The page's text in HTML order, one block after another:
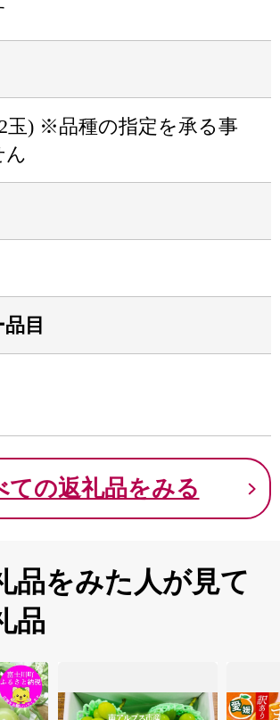
玉) ※品種の指定を承る事
ん
目
ての返礼品をみる
品をみた人が見て
品